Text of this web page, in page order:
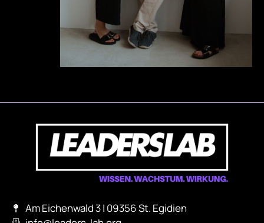
Am Eichenwald 3 | 09356 St. Egidien